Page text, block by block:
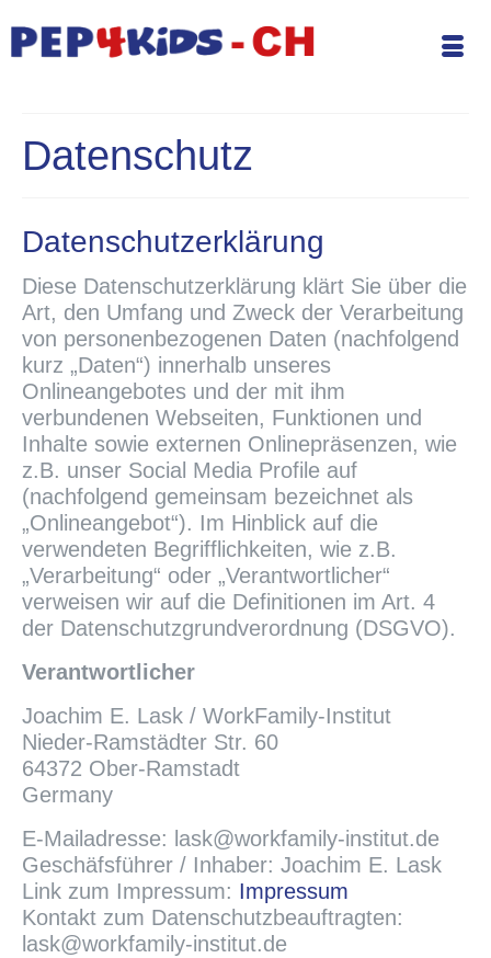
Datenschutz
Datenschutzerklärung
Diese Datenschutzerklärung klärt Sie über die
Art, den Umfang und Zweck der Verarbeitung
von personenbezogenen Daten (nachfolgend
kurz „Daten“) innerhalb unseres
Onlineangebotes und der mit ihm
verbundenen Webseiten, Funktionen und
Inhalte sowie externen Onlinepräsenzen, wie
z.B. unser Social Media Profile auf
(nachfolgend gemeinsam bezeichnet als
„Onlineangebot“). Im Hinblick auf die
verwendeten Begrifflichkeiten, wie z.B.
„Verarbeitung“ oder „Verantwortlicher“
verweisen wir auf die Definitionen im Art. 4
der Datenschutzgrundverordnung (DSGVO).
Verantwortlicher
Joachim E. Lask / WorkFamily-Institut
Nieder-Ramstädter Str. 60
64372 Ober-Ramstadt
Germany
E-Mailadresse: lask@workfamily-institut.de
Geschäfsführer / Inhaber: Joachim E. Lask
Link zum Impressum: Impressum
Kontakt zum Datenschutzbeauftragten:
lask@workfamily-institut.de